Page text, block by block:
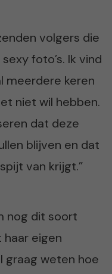
volgers die
foto’s. Ik vind
meerdere keren
niet wil hebben.
dat deze
blijven en dat
van krijgt.”
nog dit soort
haar eigen
graag weten hoe